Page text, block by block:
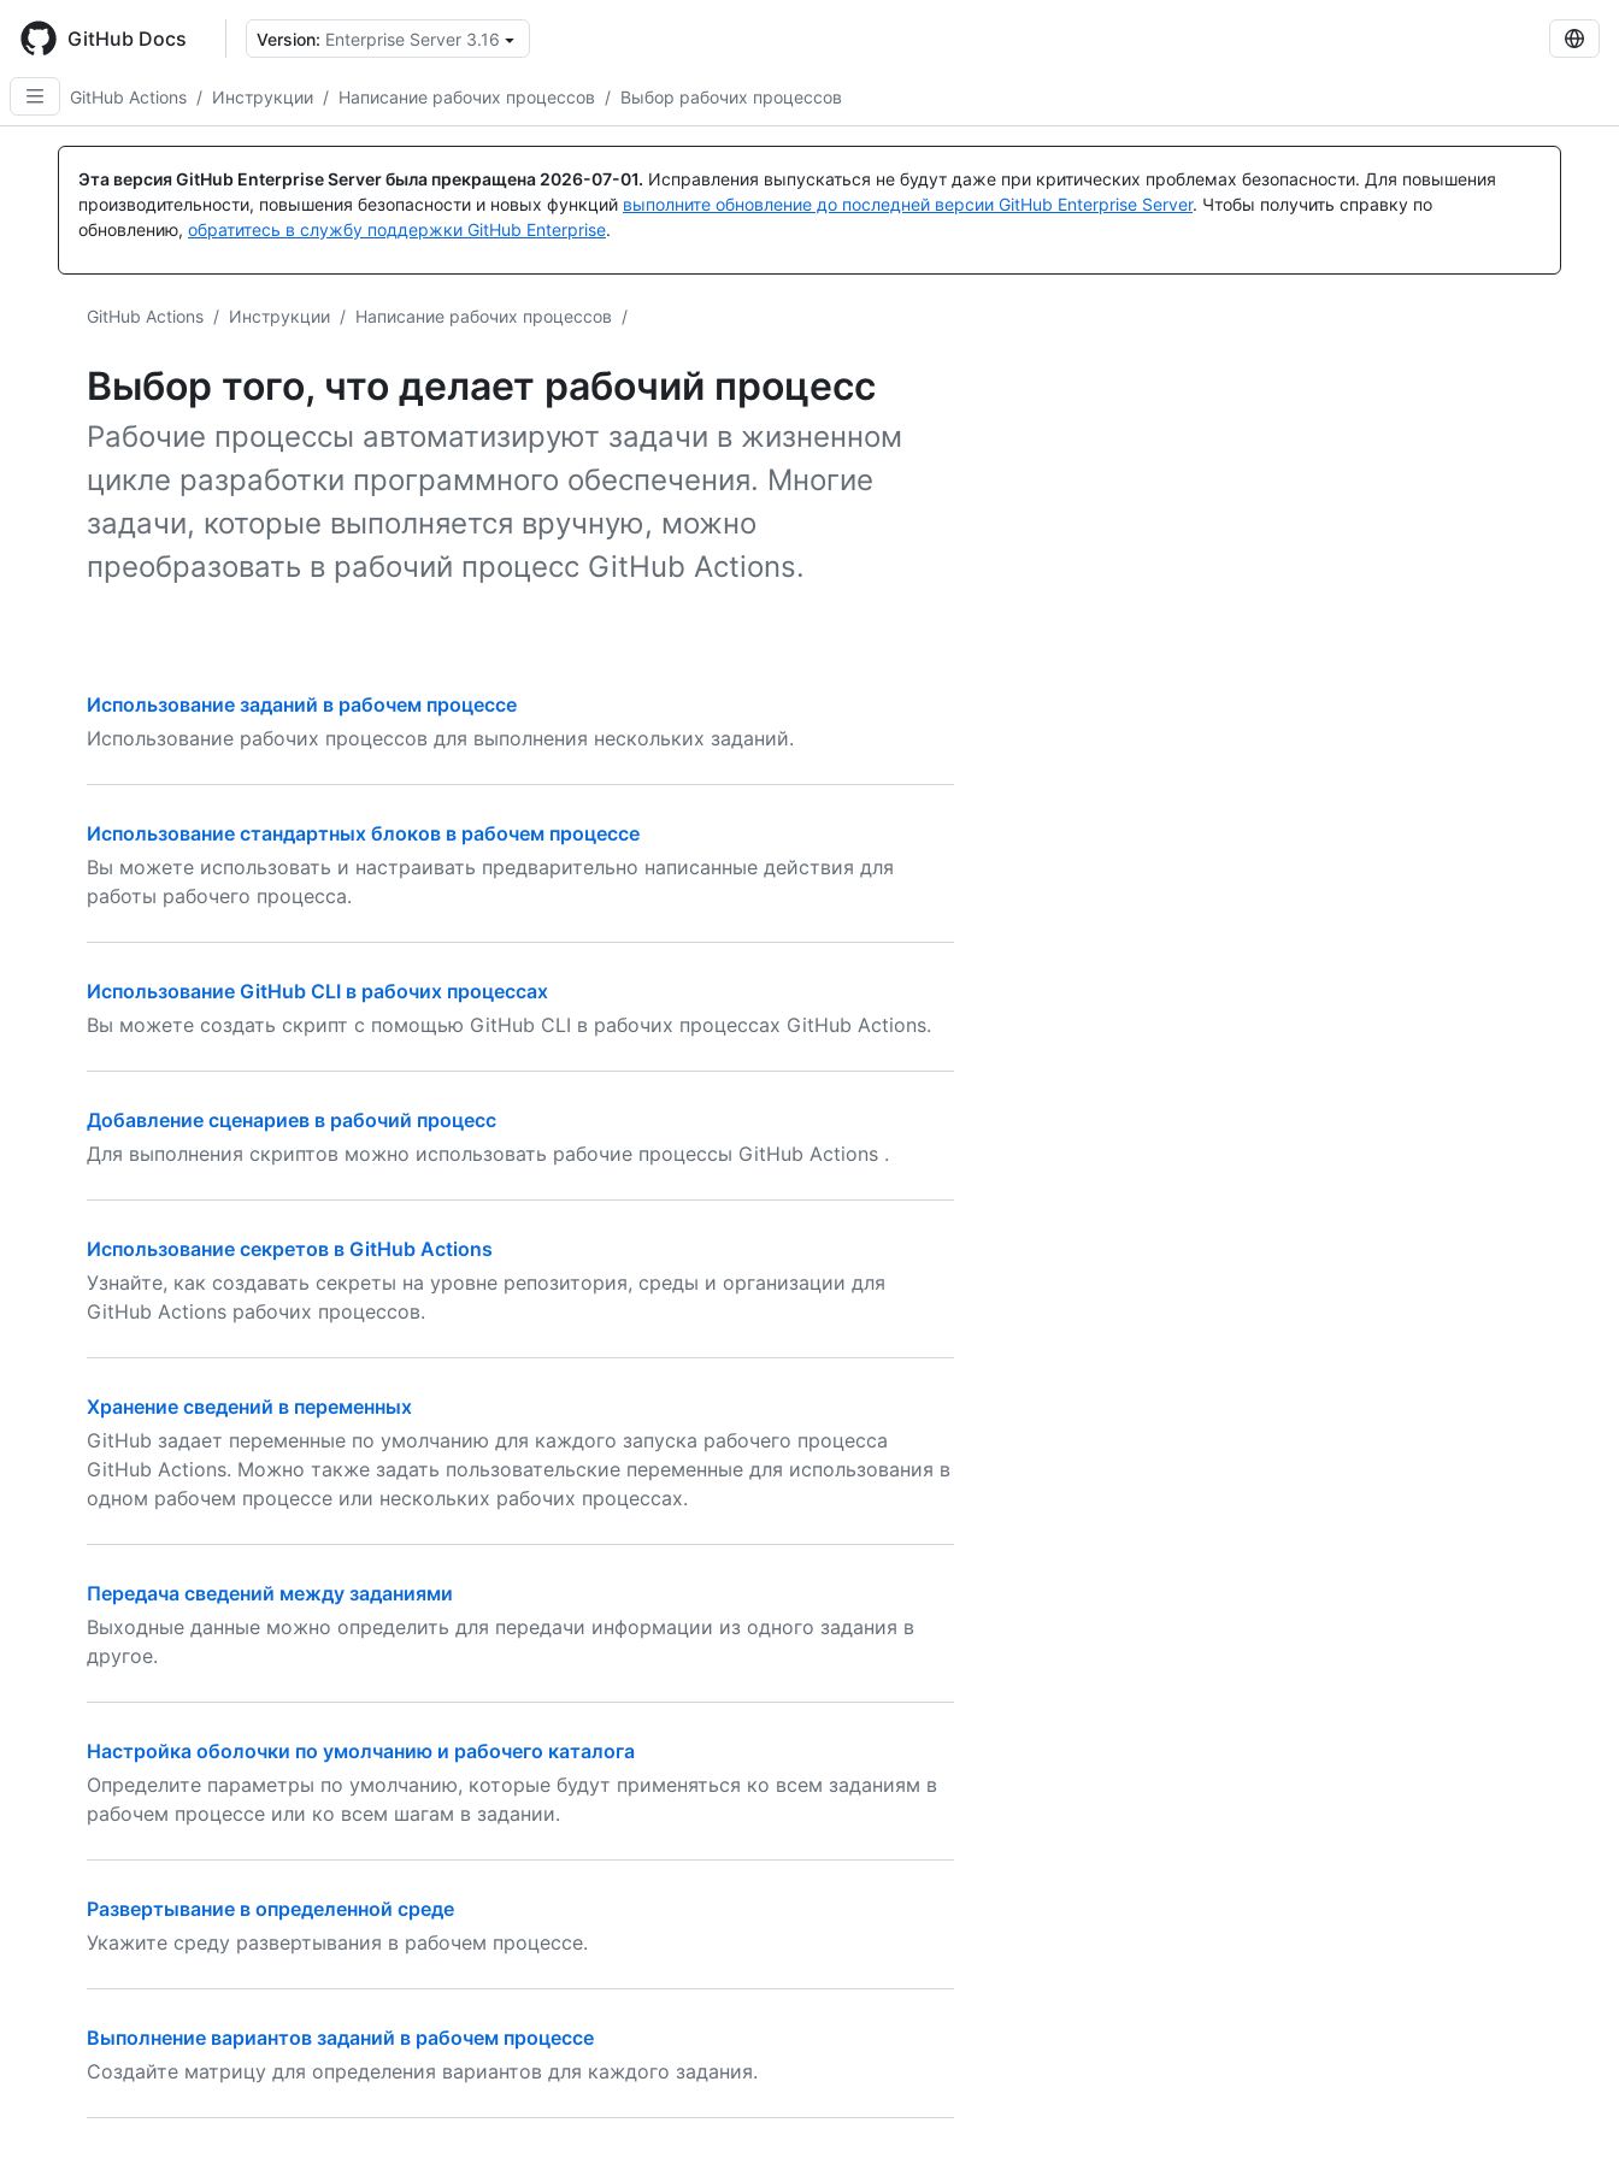
main
content
GitHub Docs Version: Enterprise Server 3.16
GitHub Actions / Инструкции / Написание рабочих процессов / Выбор рабочих процессов
Эта версия GitHub Enterprise Server была прекращена 2026-07-01. Исправления выпускаться не будут даже при критических проблемах безопасности. Для повышения
производительности, повышения безопасности и новых функций выполните обновление до последней версии GitHub Enterprise Server. Чтобы получить справку по
обновлению, обратитесь в службу поддержки GitHub Enterprise.
GitHub Actions / Инструкции / Написание рабочих процессов /
Выбор того, что делает рабочий процесс
Рабочие процессы автоматизируют задачи в жизненном
цикле разработки программного обеспечения. Многие
задачи, которые выполняется вручную, можно
преобразовать в рабочий процесс GitHub Actions.
Использование заданий в рабочем процессе
Использование рабочих процессов для выполнения нескольких заданий.
Использование стандартных блоков в рабочем процессе
Вы можете использовать и настраивать предварительно написанные действия для
работы рабочего процесса.
Использование GitHub CLI в рабочих процессах
Вы можете создать скрипт с помощью GitHub CLI в рабочих процессах GitHub Actions.
Добавление сценариев в рабочий процесс
Для выполнения скриптов можно использовать рабочие процессы GitHub Actions .
Использование секретов в GitHub Actions
Узнайте, как создавать секреты на уровне репозитория, среды и организации для
GitHub Actions рабочих процессов.
Хранение сведений в переменных
GitHub задает переменные по умолчанию для каждого запуска рабочего процесса
GitHub Actions. Можно также задать пользовательские переменные для использования в
одном рабочем процессе или нескольких рабочих процессах.
Передача сведений между заданиями
Выходные данные можно определить для передачи информации из одного задания в
другое.
Настройка оболочки по умолчанию и рабочего каталога
Определите параметры по умолчанию, которые будут применяться ко всем заданиям в
рабочем процессе или ко всем шагам в задании.
Развертывание в определенной среде
Укажите среду развертывания в рабочем процессе.
Выполнение вариантов заданий в рабочем процессе
Создайте матрицу для определения вариантов для каждого задания.